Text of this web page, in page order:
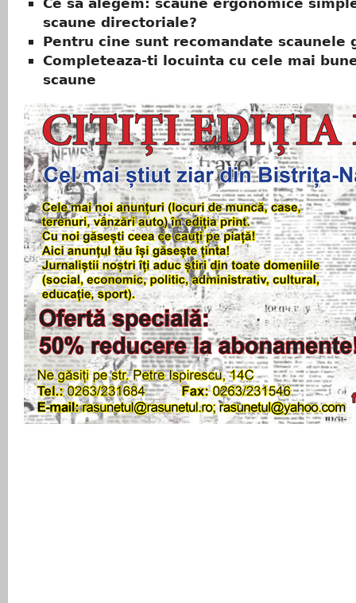
Ce sa alegem: scaune ergonomice
scaune directoriale?
Pentru cine sunt recomandate scaunele
Completeaza-ti locuinta cu cele mai
scaune